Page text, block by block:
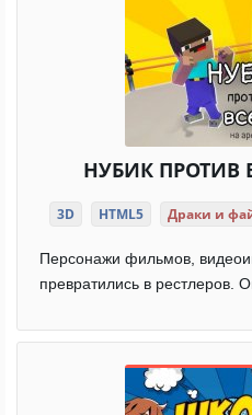
НУБИК ПРОТИВ
3D HTML5 Драки и
Персонажи фильмов,
превратились в рестлеров.